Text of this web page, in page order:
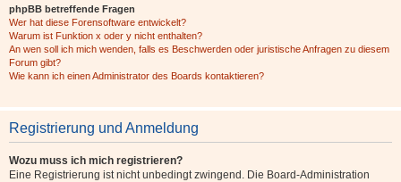
phpBB betreffende Fragen
Wer hat diese Forensoftware entwickelt?
Warum ist Funktion x oder y nicht enthalten?
An wen soll ich mich wenden, falls es Beschwerden oder juristische Anfragen zu diesem
Forum gibt?
Wie kann ich einen Administrator des Boards kontaktieren?
Registrierung und Anmeldung
Wozu muss ich mich registrieren?
Eine Registrierung ist nicht unbedingt zwingend. Die Board-Administration